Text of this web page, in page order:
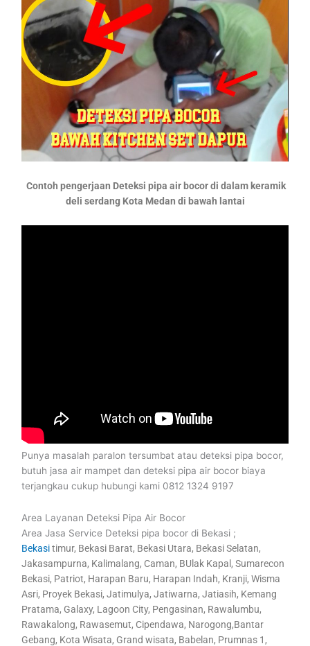
Contoh pengerjaan Deteksi pipa air bocor di dalam keramik
deli serdang Kota Medan di bawah lantai
Punya masalah paralon tersumbat atau deteksi pipa bocor,
butuh jasa air mampet dan deteksi pipa air bocor biaya
terjangkau cukup hubungi kami 0812 1324 9197
Area Layanan Deteksi Pipa Air Bocor
Area Jasa Service Deteksi pipa bocor di Bekasi ;
Bekasitimur, Bekasi Barat, Bekasi Utara, Bekasi Selatan,
Jakasampurna, Kalimalang, Caman, BUlak Kapal, Sumarecon
Bekasi, Patriot, Harapan Baru, Harapan Indah, Kranji, Wisma
Asri, Proyek Bekasi, Jatimulya, Jatiwarna, Jatiasih, Kemang
Pratama, Galaxy, Lagoon City, Pengasinan, Rawalumbu,
Rawakalong, Rawasemut, Cipendawa, Narogong,Bantar
Gebang, Kota Wisata, Grand wisata, Babelan, Prumnas 1,